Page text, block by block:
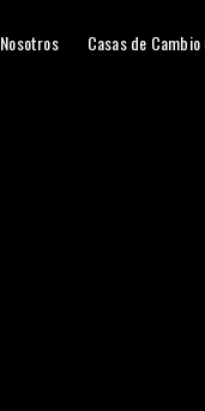
Nosotros Casas de Cambio